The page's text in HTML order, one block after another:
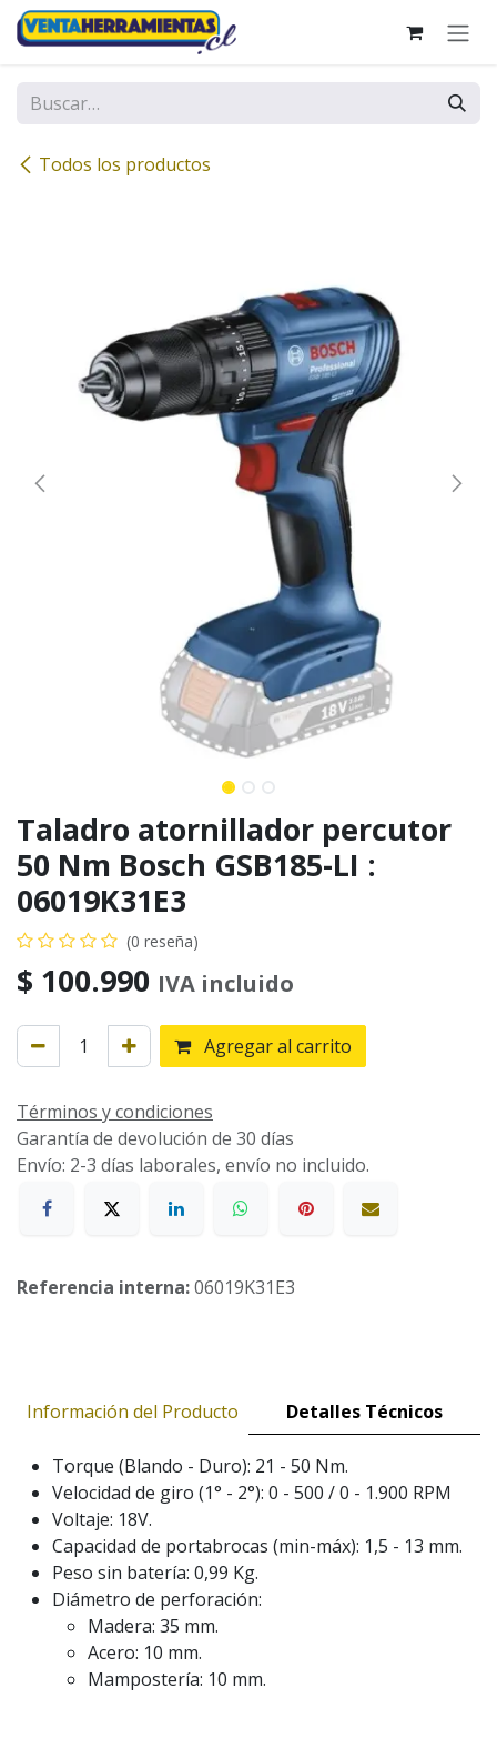
Ir al contenido
Todos los productos
Taladro atornillador percutor
50 Nm Bosch GSB185-LI :
06019K31E3
(0 reseña)
$ 100.990 IVA incluido
Agregar al carrito
Términos y condiciones
Garantía de devolución de 30 días
Envío: 2-3 días laborales, envío no incluido.
Referencia interna:06019K31E3
Información del Producto Detalles Técnicos
Torque (Blando - Duro): 21 - 50 Nm.
Velocidad de giro (1° - 2°): 0 - 500 / 0 - 1.900 RPM
Voltaje: 18V.
Capacidad de portabrocas (min-máx): 1,5 - 13 mm.
Peso sin batería: 0,99 Kg.
Diámetro de perforación:
Madera: 35 mm.
Acero: 10 mm.
Mampostería: 10 mm.